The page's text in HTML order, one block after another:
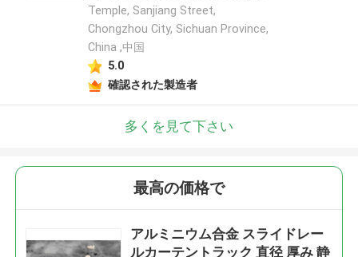
Temple, Sanjiang Street,
Chongzhou City, Sichuan Province,
China ,中国
5.0
確認された製造者
多くを見て下さい
最高の価格で
アルミニウム合金 スライドレー
ルカーテントラック 直径 厚み 静